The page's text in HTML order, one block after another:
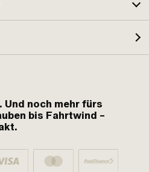
noch mehr fürs
bis Fahrtwind –